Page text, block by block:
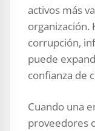
activos más
organización.
corrupción,
puede
confianza de
Cuando una
proveedores